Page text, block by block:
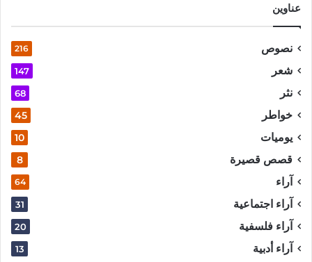
عناوين
نصوص 216
شعر 147
نثر 68
خواطر 45
يوميات 10
قصص قصيرة 8
آراء 64
آراء اجتماعية 31
آراء فلسفية 20
آراء أدبية 13